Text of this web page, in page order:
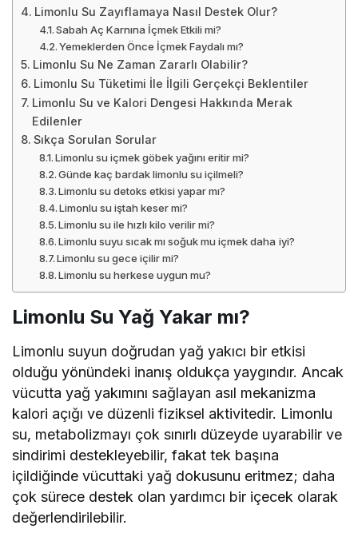
Limonlu Su Zayıflamaya Nasıl Destek Olur?
Sabah Aç Karnına İçmek Etkili mi?
Yemeklerden Önce İçmek Faydalı mı?
Limonlu Su Ne Zaman Zararlı Olabilir?
Limonlu Su Tüketimi İle İlgili Gerçekçi Beklentiler
Limonlu Su ve Kalori Dengesi Hakkında Merak
Edilenler
Sıkça Sorulan Sorular
Limonlu su içmek göbek yağını eritir mi?
Günde kaç bardak limonlu su içilmeli?
Limonlu su detoks etkisi yapar mı?
Limonlu su iştah keser mi?
Limonlu su ile hızlı kilo verilir mi?
Limonlu suyu sıcak mı soğuk mu içmek daha iyi?
Limonlu su gece içilir mi?
Limonlu su herkese uygun mu?
Limonlu Su Yağ Yakar mı?
Limonlu suyun doğrudan yağ yakıcı bir etkisi
olduğu yönündeki inanış oldukça yaygındır. Ancak
vücutta yağ yakımını sağlayan asıl mekanizma
kalori açığı ve düzenli fiziksel aktivitedir. Limonlu
su, metabolizmayı çok sınırlı düzeyde uyarabilir ve
sindirimi destekleyebilir, fakat tek başına
içildiğinde vücuttaki yağ dokusunu eritmez; daha
çok sürece destek olan yardımcı bir içecek olarak
değerlendirilebilir.